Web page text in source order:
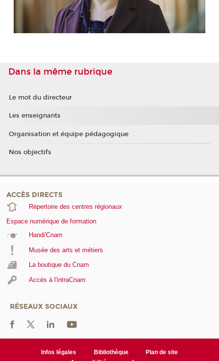
Dans la même rubrique
Le mot du directeur
Les enseignants
Organisation et équipe pédagogique
Nos objectifs
ACCÈS DIRECTS
Répertoire des centres régionaux
Espace numérique de formation
Handi'Cnam
Musée des arts et métiers
La boutique du Cnam
Accès à l'intraCnam
RÉSEAUX SOCIAUX
Infos légales Bibliothèque
Plan de site